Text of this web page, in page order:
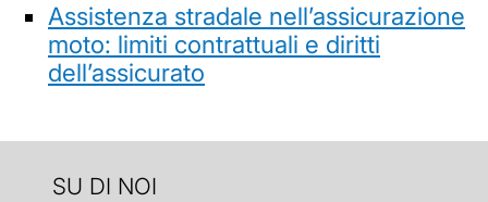
Assistenza stradale nell’assicurazione
moto: limiti contrattuali e diritti
dell’assicurato
SU DI NOI